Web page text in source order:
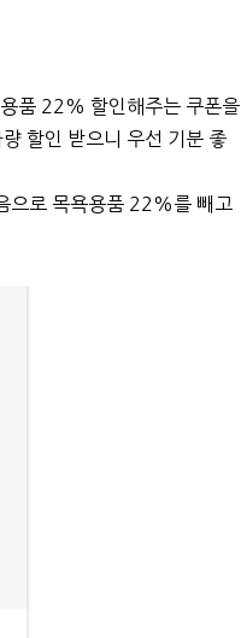
품 22% 할인해주는 쿠폰을
할인 받으니 우선 기분 좋
으로 목욕용품 22%를 빼고